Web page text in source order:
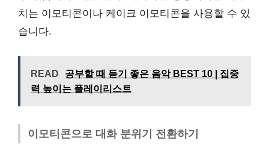
치는 이모티콘이나 케이크 이모티콘을 사용할 수 있
습니다.
READ
공부할 때 듣기 좋은 음악 BEST 10 | 집중
력 높이는 플레이리스트
이모티콘으로 대화 분위기 전환하기